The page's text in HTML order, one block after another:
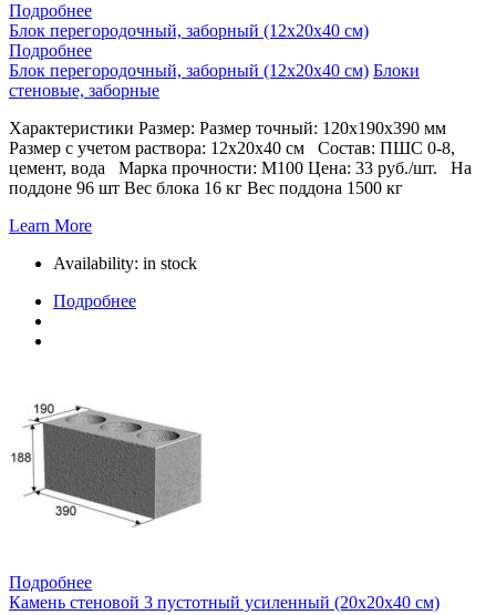
Подробнее
Блок перегородочный, заборный (12х20х40 см)
Подробнее
Блок перегородочный, заборный (12х20х40 см) Блоки
стеновые, заборные
Характеристики Размер: Размер точный: 120х190х390 мм
Размер с учетом раствора: 12х20х40 см Состав: ПШС 0-8,
цемент, вода Марка прочности: М100 Цена: 33 руб./шт. На
поддоне 96 шт Вес блока 16 кг Вес поддона 1500 кг
Learn More
Availability: in stock
Подробнее
Подробнее
Камень стеновой 3 пустотный усиленный (20х20х40 см)